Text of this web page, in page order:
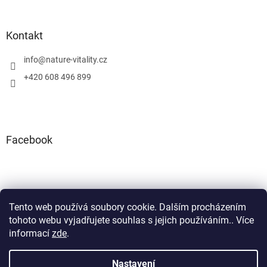
Tento web používá soubory cookie. Dalším procházením
tohoto webu vyjadřujete souhlas s jejich používáním.. Více
informací zde.
Nastavení
Kontakt
info@nature-vitality.cz
+420 608 496 899
Facebook
Instagram Facebook